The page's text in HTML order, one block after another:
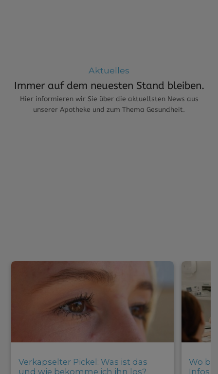
Aktuelles
Immer auf dem neuesten Stand bleiben.
Hier informieren wir Sie über die aktuellsten News aus
unserer Apotheke und zum Thema Gesundheit.
Verkapselter Pickel: Was ist das
und wie bekomme ich ihn los?
Wo
Infos